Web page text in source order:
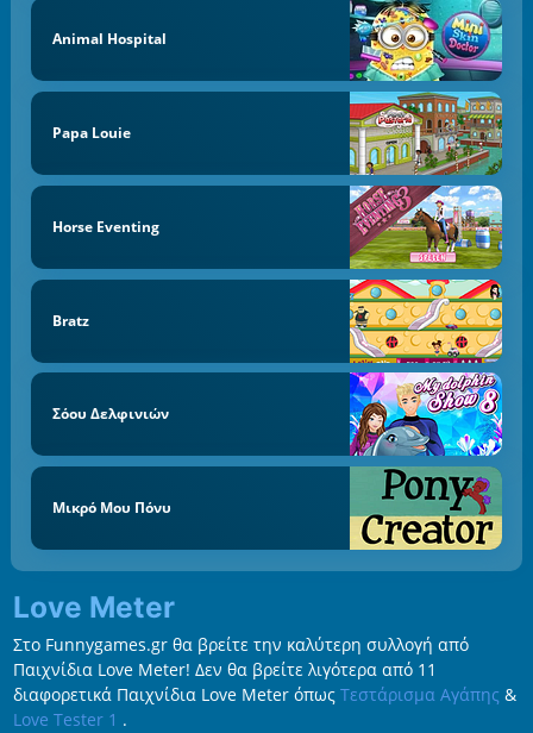
Animal Hospital
Papa Louie
Horse Eventing
Bratz
Σόου Δελφινιών
Μικρό Μου Πόνυ
Love Meter
Στο Funnygames.gr θα βρείτε την καλύτερη συλλογή από
Παιχνίδια Love Meter! Δεν θα βρείτε λιγότερα από 11
διαφορετικά Παιχνίδια Love Meter όπως Τεστάρισμα Αγάπης &
Love Tester 1 .